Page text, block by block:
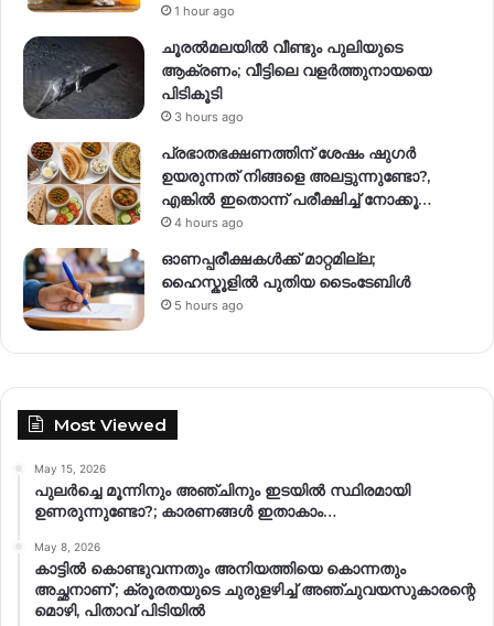
1 hour ago
ചൂരൽമലയിൽ വീണ്ടും പുലിയുടെ
ആക്രണം; വീട്ടിലെ വളർത്തുനായയെ
പിടികൂടി
3 hours ago
പ്രഭാതഭക്ഷണത്തിന് ശേഷം ഷുഗർ
ഉയരുന്നത് നിങ്ങളെ അലട്ടുന്നുണ്ടോ?,
എങ്കിൽ ഇതൊന്ന് പരീക്ഷിച്ച് നോക്കൂ…
4 hours ago
ഓണപ്പരീക്ഷകൾക്ക് മാറ്റമില്ല;
ഹൈസ്കൂളിൽ പുതിയ ടൈംടേബിൾ
5 hours ago
Most Viewed
May 15, 2026
പുലർച്ചെ മൂന്നിനും അഞ്ചിനും ഇടയിൽ സ്ഥിരമായി
ഉണരുന്നുണ്ടോ?; കാരണങ്ങള്‍ ഇതാകാം…
May 8, 2026
കാട്ടിൽ കൊണ്ടുവന്നതും അനിയത്തിയെ കൊന്നതും
അച്ഛനാണ്’; ക്രൂരതയുടെ ചുരുളഴിച്ച് അഞ്ചുവയസുകാരന്റെ
മൊഴി, പിതാവ് പിടിയിൽ